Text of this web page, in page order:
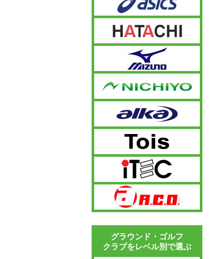
グラウンド・ゴルフ
クラブをレベル別で選ぶ